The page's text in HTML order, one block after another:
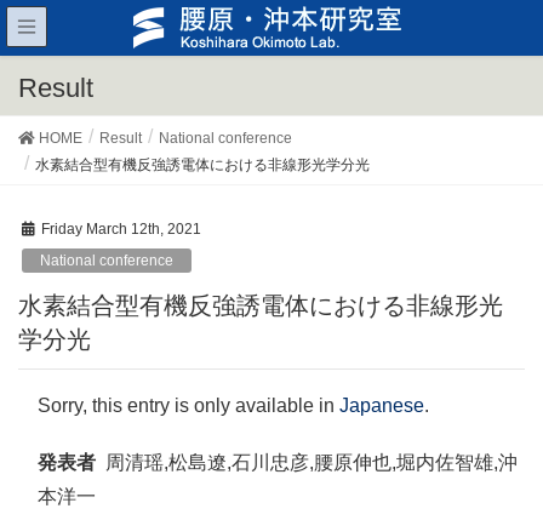
Result
HOME Result
National conference
水素結合型有機反強誘電体における非線形光学分光
Friday March 12th, 2021
National conference
水素結合型有機反強誘電体における非線形光
学分光
Sorry, this entry is only available in Japanese.
発表者 周清瑶,松島遼,石川忠彦,腰原伸也,堀内佐智雄,沖
本洋一